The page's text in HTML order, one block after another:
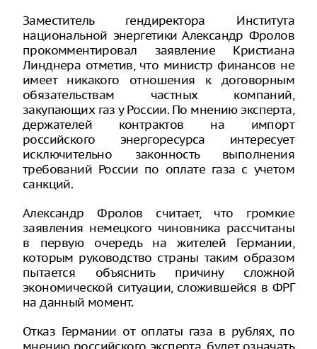
Заместитель гендиректора Института
национальной энергетики Александр Фролов
прокомментировал заявление Кристиана
Линднера отметив, что министр финансов не
имеет никакого отношения к договорным
обязательствам частных компаний,
закупающих газ у России. По мнению эксперта,
держателей контрактов на импорт
российского энергоресурса интересует
исключительно законность выполнения
требований России по оплате газа с учетом
санкций.
Александр Фролов считает, что громкие
заявления немецкого чиновника рассчитаны
в первую очередь на жителей Германии,
которым руководство страны таким образом
пытается объяснить причину сложной
экономической ситуации, сложившейся в ФРГ
на данный момент.
Отказ Германии от оплаты газа в рублях, по